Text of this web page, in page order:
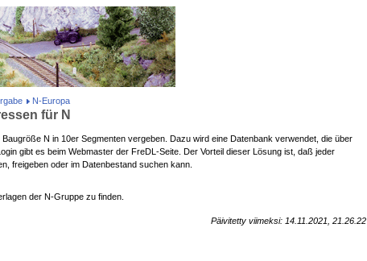
N-Europa
für N
N in 10er Segmenten vergeben. Dazu wird eine Datenbank verwendet, die über
gibt es beim Webmaster der FreDL-Seite. Der Vorteil dieser Lösung ist, daß jeder
freigeben oder im Datenbestand suchen kann.
der N-Gruppe zu finden.
Päivitetty viimeksi: 14.11.2021, 21.26.22